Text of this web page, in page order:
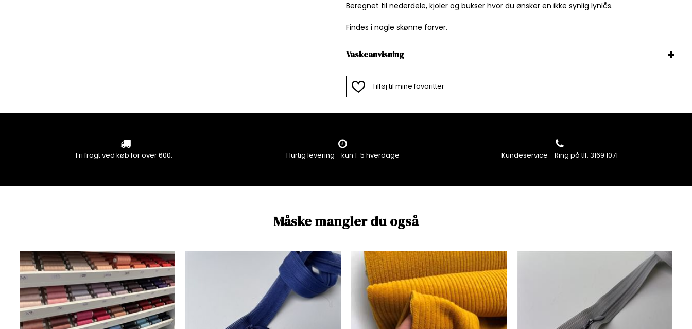
Beregnet til nederdele, kjoler og bukser hvor du ønsker en ikke synlig lynlås.
Findes i nogle skønne farver.
Vaskeanvisning
Tilføj til mine favoritter
Fri fragt ved køb for over 600.- Hurtig levering - kun 1-5 hverdage Kundeservice - Ring på tlf. 3169 1071
Måske mangler du også